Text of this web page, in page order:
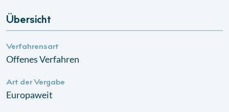
Übersicht
Verfahrensart
Offenes Verfahren
Art der Vergabe
Europaweit